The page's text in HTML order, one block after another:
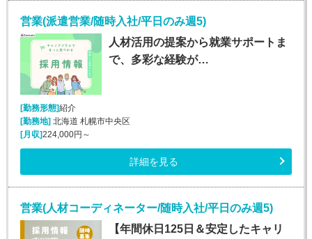
営業(派遣営業/随時入社/平日のみ週5)
人材活用の提案から就業サポートま
で、多彩な経験が…
[勤務形態]紹介
[勤務地]北海道 札幌市中央区
[月収]224,000円～
詳細を見る
営業(人材コーディネーター/随時入社/平日のみ週5)
【年間休日125日＆安定したキャリ